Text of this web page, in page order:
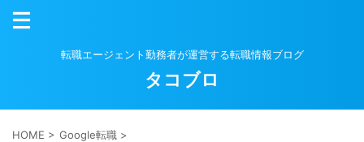
転職エージェント勤務者が運営する転職情報ブログ
タコブロ
HOME > Google転職 >